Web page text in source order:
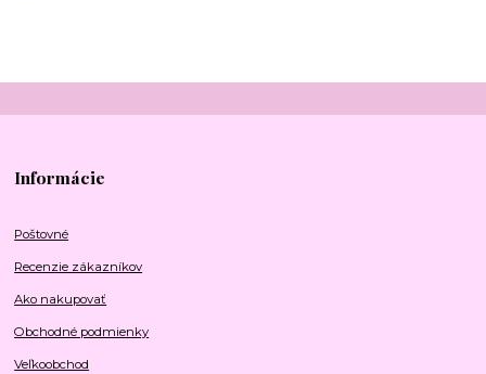
Informácie
Poštovné
Recenzie zákazníkov
Ako nakupovať
Obchodné podmienky
Veľkoobchod